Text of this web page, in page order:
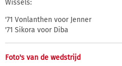
Wissels:
'71 Vonlanthen voor Jenner
'71 Sikora voor Diba
Foto's van de wedstrijd